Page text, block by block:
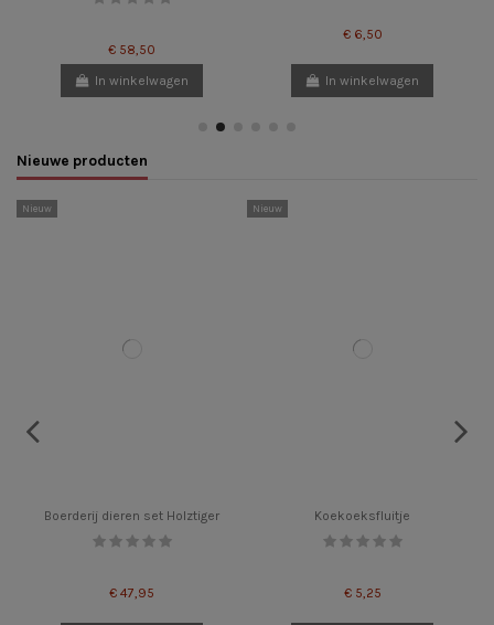
€ 58,50
In winkelwagen
€ 6,50
In winkelwagen
Nieuwe producten
Nieuw
Boerderij dieren set Holztiger
€ 47,95
Nieuw
Koekoeksfluitje
€ 5,25